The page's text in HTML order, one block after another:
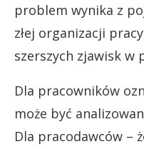
problem wynika z
złej organizacji
szerszych zjawisk w
Dla pracowników
może być
Dla pracodawców –